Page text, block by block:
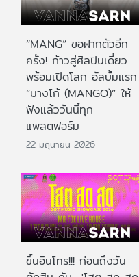
“MANG” ขอฝากตัวอีก
ครั้ง! ก้าวสู่ศิลปินเดี่ยว
พร้อมเปิดโลก อัลบั้มแรก
“มางโก้ (MANGO)” ให้
ฟังแล้ววันนี้ทุก
แพลตฟอร์ม
22 มิถุนายน 2026
ขึ้นอินโทร!!! ก่อนถึงวัน